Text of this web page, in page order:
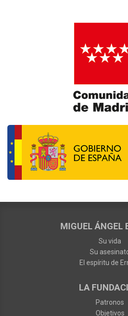
MIGUEL ÁNGEL
Su vida
Su
El espíritu de
LA
Patronos
Objetivos